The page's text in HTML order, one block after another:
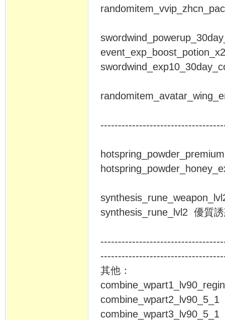
synthesis_rune_lvl2 優質
其他：
combine_wpart3_lv90_5_1